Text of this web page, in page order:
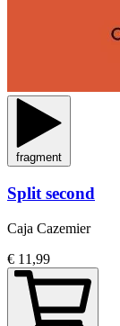
fragment
Split second
Caja Cazemier
€ 11,99